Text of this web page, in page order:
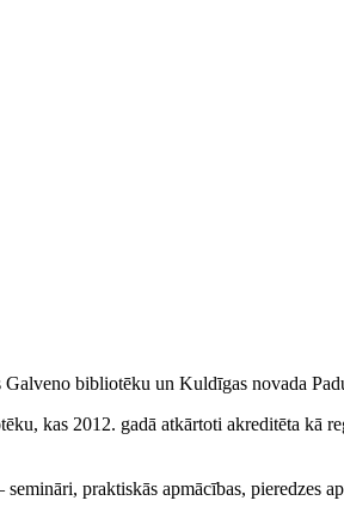
bibliotēku un Kuldīgas novada
kas 2012. gadā atkārtoti akreditēta kā
praktiskās apmācības, pieredzes